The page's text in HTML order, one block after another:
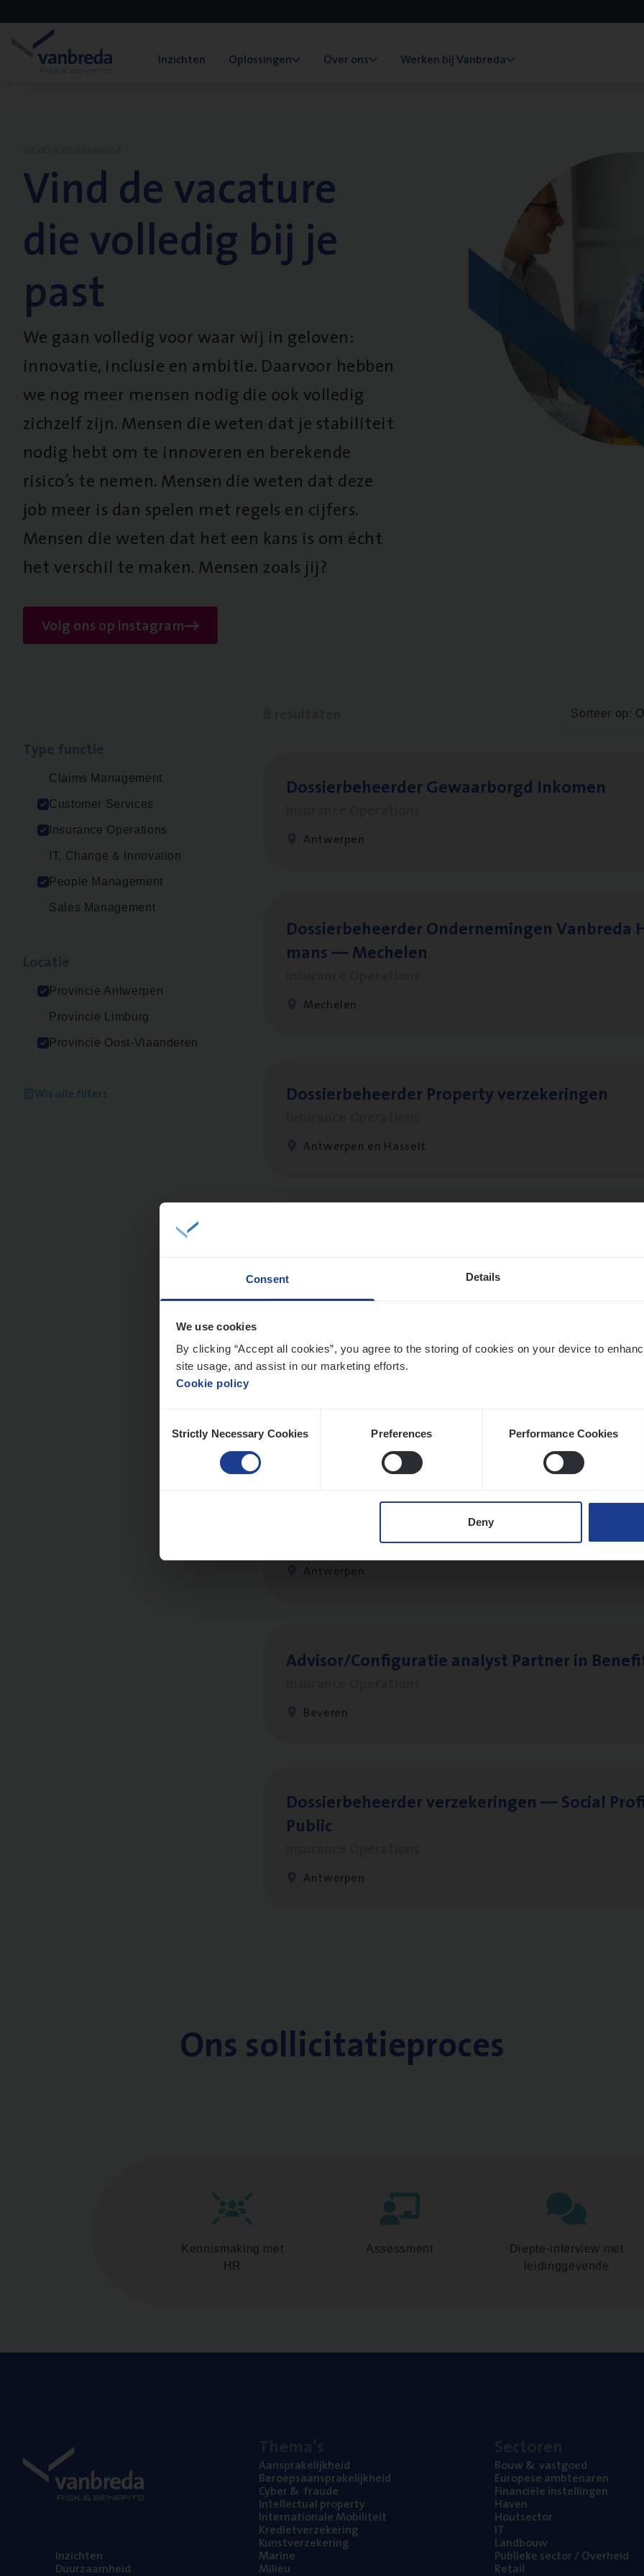
Consent Details
We use cookies
By clicking “Accept all cookies”, you agree to the storing of cookies on your device to
site usage, and assist in our marketing efforts.
Cookie policy
Selection
Strictly Necessary Cookies Preferences Performance Cookies
Deny
Inzichten Oplossingen Over ons Werken bij Vanbreda
Vind de vacature
die volledig bij je
past
We gaan volledig voor waar wij in geloven:
innovatie, inclusie en ambitie. Daarvoor hebben
we nog meer mensen nodig die ook volledig
zichzelf zijn. Mensen die weten dat je stabiliteit
nodig hebt om te innoveren en berekende
risico’s te nemen. Mensen die weten dat deze
job meer is dan spelen met regels en cijfers.
Mensen die weten dat het een kans is om écht
het verschil te maken. Mensen zoals jij?
Volg ons op instagram
Claims Management
Customer Services
Insurance Operations
IT, Change & Innovation
People Management
Sales Management
Provincie Antwerpen
Provincie Limburg
Provincie Oost-Vlaanderen
Wis alle filters
Sorteer op:
Dos­sier­be­heer­der Gewaar­borgd Inkomen
Antwerpen
Dos­sier­be­heer­der Onder­ne­min­gen Van­b­re­da
mans — Mechelen
Mechelen
Dos­sier­be­heer­der Pro­per­ty verzekeringen
Antwerpen en Hasselt
Busi­ness Mana­ger Mari­ne Cargo
Antwerpen
Cus­to­mer Care Expert
Customer Services
Antwerpen
Advisor/​Configuratie ana­lyst Part­ner in
Beveren
Dos­sier­be­heer­der ver­ze­ke­rin­gen — Soci­al
Public
Antwerpen
Ons sollicitatieproces
Kennismaking met
HR
Assessment
Diepte-interview met
leidinggevende
Inzich­ten
Duur­zaam­heid
Aan­spra­ke­lijk­heid
Beroeps­aan­spra­ke­lijk­heid
Cyber& fraude
Intel­lec­tu­al property
Inter­na­ti­o­na­le Mobiliteit
Kre­diet­ver­ze­ke­ring
Kunst­ver­ze­ke­ring
Mari­ne
Mili­eu
Bouw& vastgoed
Euro­pe­se ambtenaren
Finan­ci­ë­le instellingen
Haven
Hout­sec­tor
IT
Land­bouw
Publie­ke sec­tor / Overheid
Retail